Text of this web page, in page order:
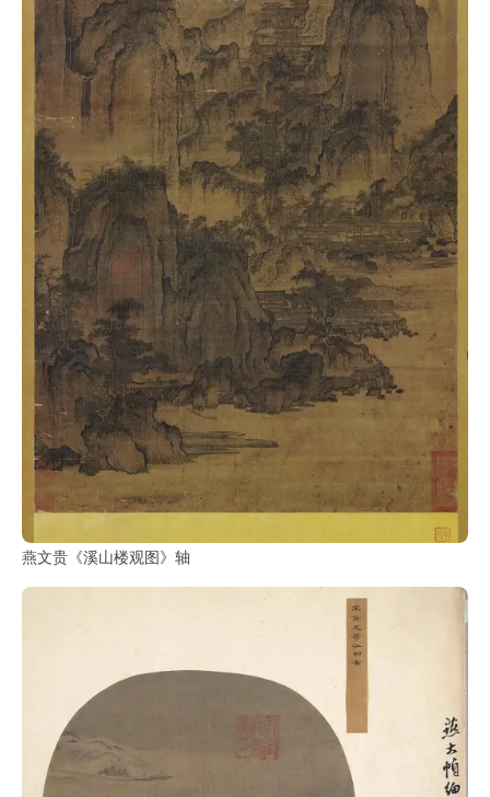
燕文贵《溪山楼观图》轴
珐
琅
玛
瑙
织
品
古
籍
善
本
/
Ancient
Works
部
集